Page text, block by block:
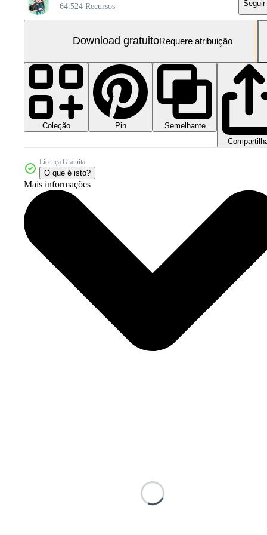
64.524 Recursos Seguir
Download gratuitoRequere atribuição
Coleção Pin
Semelhante
Licença Gratuita
O que é isto?
Mais informações